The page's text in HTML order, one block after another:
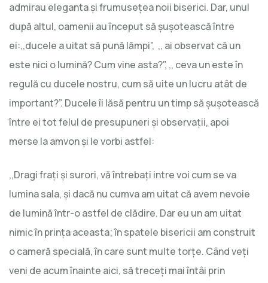
admirau eleganta şi frumuseţea noii biserici. Dar, unul
după altul, oamenii au început să şuşotească între
ei:,,ducele a uitat să pună lămpi”, ,, ai observat că un
este nici o lumină? Cum vine asta?”, ,, ceva un este în
regulă cu ducele nostru, cum să uite un lucru atât de
important?”. Ducele îi lăsă pentru un timp să şuşotească
între ei tot felul de presupuneri şi observaţii, apoi
merse la amvon şi le vorbi astfel:
,,Dragi fraţi şi surori, vă întrebaţi intre voi cum se va
lumina sala, şi dacă nu cumva am uitat că avem nevoie
de lumină într-o astfel de clădire. Dar eu un am uitat
nimic în prinţa aceasta; în spatele bisericii am construit
o cameră specială, în care sunt multe torţe. Când veţi
veni de acum înainte aici, să treceţi mai întâi prin